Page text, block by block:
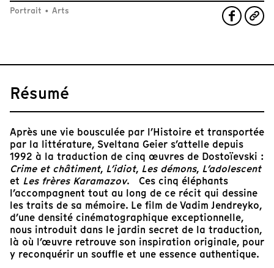
Portrait • Arts
Résumé
Après une vie bousculée par l’Histoire et transportée
par la littérature, Sveltana Geier s’attelle depuis
1992 à la traduction de cinq œuvres de Dostoïevski :
Crime et châtiment, L’idiot, Les démons, L’adolescent
et Les frères Karamazov. Ces cinq éléphants
l’accompagnent tout au long de ce récit qui dessine
les traits de sa mémoire. Le film de Vadim Jendreyko,
d’une densité cinématographique exceptionnelle,
nous introduit dans le jardin secret de la traduction,
là où l’œuvre retrouve son inspiration originale, pour
y reconquérir un souffle et une essence authentique.